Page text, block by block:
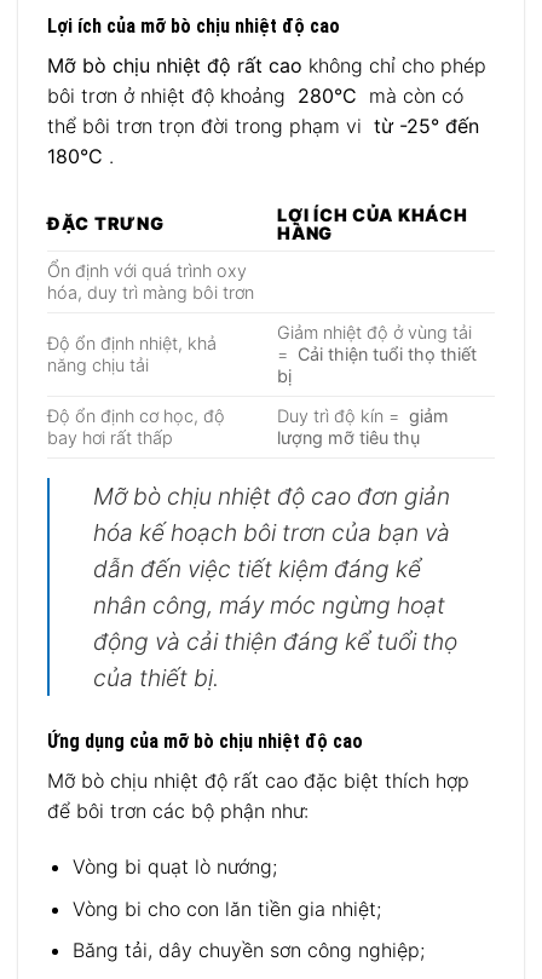
Lợi ích của mỡ bò chịu nhiệt độ cao
Mỡ bò chịu nhiệt độ rất cao không chỉ cho phép
bôi trơn ở nhiệt độ khoảng 280°C mà còn có
thể bôi trơn trọn đời trong phạm vi từ -25° đến
180°C .
ĐẶC TRƯNG
LỢI ÍCH CỦA KHÁCH
HÀNG
Ổn định với quá trình oxy
hóa, duy trì màng bôi trơn
Độ ổn định nhiệt, khả
năng chịu tải
Giảm nhiệt độ ở vùng tải
= Cải thiện tuổi thọ thiết
bị
Độ ổn định cơ học, độ
bay hơi rất thấp
Duy trì độ kín =giảm
lượng mỡ tiêu thụ
Mỡ bò chịu nhiệt độ cao đơn giản
hóa kế hoạch bôi trơn của bạn và
dẫn đến việc tiết kiệm đáng kể
nhân công, máy móc ngừng hoạt
động và cải thiện đáng kể tuổi thọ
của thiết bị.
Ứng dụng của mỡ bò chịu nhiệt độ cao
Mỡ bò chịu nhiệt độ rất cao đặc biệt thích hợp
để bôi trơn các bộ phận như:
Vòng bi quạt lò nướng;
Vòng bi cho con lăn tiền gia nhiệt;
Băng tải, dây chuyền sơn công nghiệp;